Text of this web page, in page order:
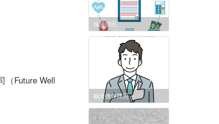
（Future Well
保險牌照
融資擔保牌照